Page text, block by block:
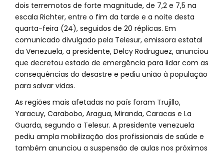
dois terremotos de forte magnitude, de 7,2 e 7,5 na
escala Richter, entre o fim da tarde e a noite desta
quarta-feira (24), seguidos de 20 réplicas. Em
comunicado divulgado pela Telesur, emissora estatal
da Venezuela, a presidente, Delcy Rodruguez, anunciou
que decretou estado de emergência para lidar com as
consequências do desastre e pediu união à população
para salvar vidas.
As regiões mais afetadas no país foram Trujillo,
Yaracuy, Carabobo, Aragua, Miranda, Caracas e La
Guarda, segundo a Telesur. A presidente venezuela
pediu ampla mobilização dos profissionais de saúde e
também anunciou a suspensão de aulas nos próximos